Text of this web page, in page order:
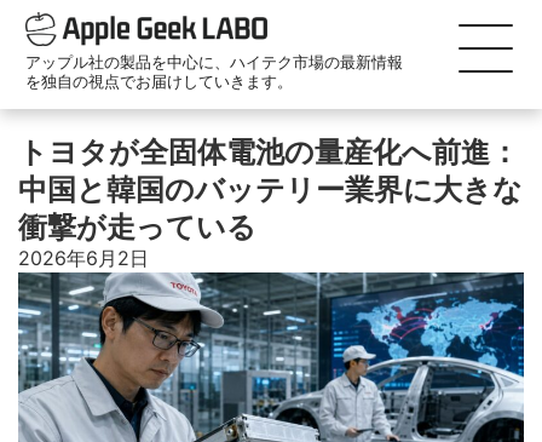
アップル社の製品を中心に、ハイテク市場の最新情報
を独自の視点でお届けしていきます。
トヨタが全固体電池の量産化へ前進：
中国と韓国のバッテリー業界に大きな
衝撃が走っている
2026年6月2日